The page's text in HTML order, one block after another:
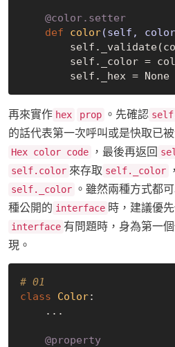
    @color.setter
def
color(self,
        self._hex =
None
再來實作 hex prop 。先確認
的話代表第一次呼叫或是快取已
Hex color code ，最後再返回
self.color 來存取 self._color
self._color 。雖然兩種方式都
種公開的 interface 時，建議優
interface 有問題時，身為第一
現。
# 01
class
Color:
    @property